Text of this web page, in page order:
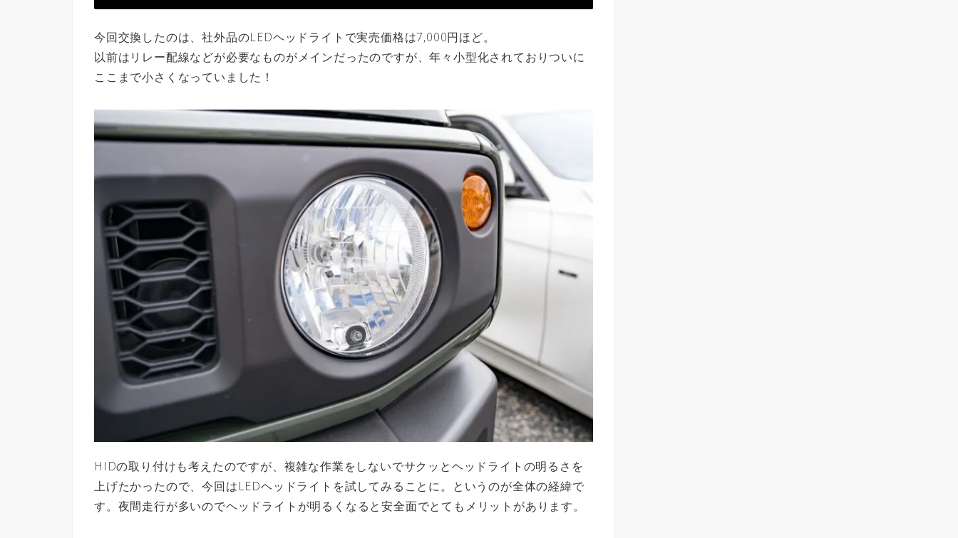
今回交換したのは、社外品のLEDヘッドライトで実売価格は7,000円ほど。
以前はリレー配線などが必要なものがメインだったのですが、年々小型化されておりついに
ここまで小さくなっていました！
HIDの取り付けも考えたのですが、複雑な作業をしないでサクッとヘッドライトの明るさを
上げたかったので、今回はLEDヘッドライトを試してみることに。というのが全体の経緯で
す。夜間走行が多いのでヘッドライトが明るくなると安全面でとてもメリットがあります。